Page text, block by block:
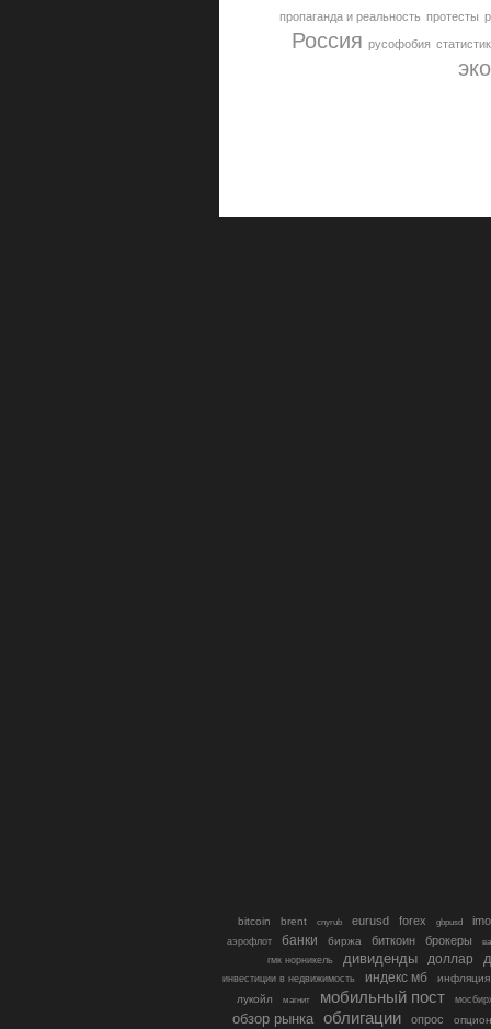
пропаганда и реальность протесты
Россия русофобия
bitcoin brent cnyrub eurusd forex gbpusd
аэрофлот банки биржа биткоин брокеры
гмк норникель
дивиденды доллар
инвестиции в недвижимость индекс мб
инфляция
лукойл
магнит мобильный пост
обзор рынка облигации опрос